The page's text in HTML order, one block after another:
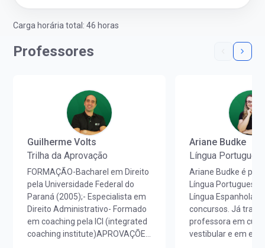
Carga horária total: 46 horas
Professores
Guilherme Volts
Trilha da Aprovação
FORMAÇÃO-Bacharel em Direito
pela Universidade Federal do
Paraná (2005);- Especialista em
Direito Administrativo- Formado
em coaching pela ICI (integrated
coaching institute)APROVAÇÕES
Ariane Budke
Língua
Ariane Budke é
Língua Portuguesa,
Língua Espanhola
concursos. Já
professora em
vestibular e em